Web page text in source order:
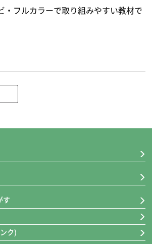
・フルカラーで取り組みやすい教材で
す
ク)